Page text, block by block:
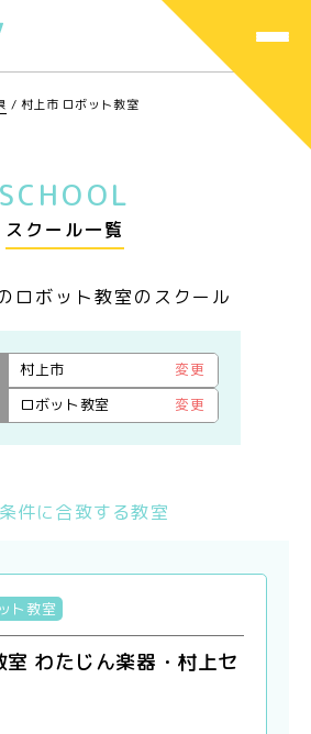
/ 村上市 ロボット教室
SCHOOL
スクール一覧
ロボット教室のスクール
村上市
変更
ロボット教室 変更
件に合致する教室
ト教室
室 わたじん楽器・村上セ